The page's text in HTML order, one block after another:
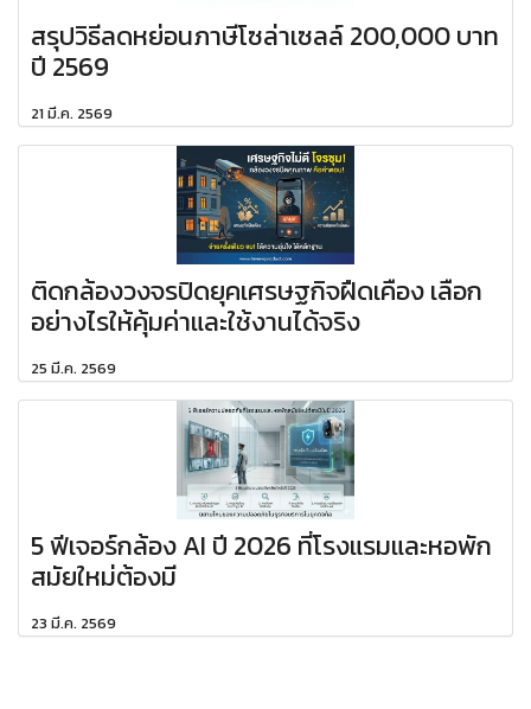
สรุปวิธีลดหย่อนภาษีโซล่าเซลล์ 200,000 บาท
ปี 2569
21 มี.ค. 2569
ติดกล้องวงจรปิดยุคเศรษฐกิจฝืดเคือง เลือก
อย่างไรให้คุ้มค่าและใช้งานได้จริง
25 มี.ค. 2569
5 ฟีเจอร์กล้อง AI ปี 2026 ที่โรงแรมและหอพัก
สมัยใหม่ต้องมี
23 มี.ค. 2569